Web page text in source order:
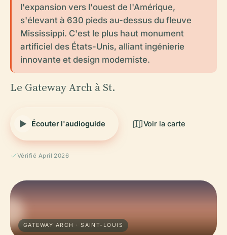
l'expansion vers l'ouest de l'Amérique,
s'élevant à 630 pieds au-dessus du fleuve
Mississippi. C'est le plus haut monument
artificiel des États-Unis, alliant ingénierie
innovante et design moderniste.
Le Gateway Arch à St.
Écouter l'audioguide Voir la carte
Vérifié April 2026
GATEWAY ARCH · SAINT-LOUIS